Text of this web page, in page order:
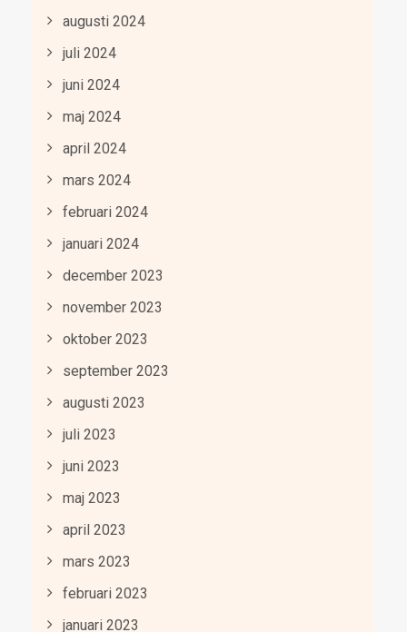
augusti 2024
juli 2024
juni 2024
maj 2024
april 2024
mars 2024
februari 2024
januari 2024
december 2023
november 2023
oktober 2023
september 2023
augusti 2023
juli 2023
juni 2023
maj 2023
april 2023
mars 2023
februari 2023
januari 2023